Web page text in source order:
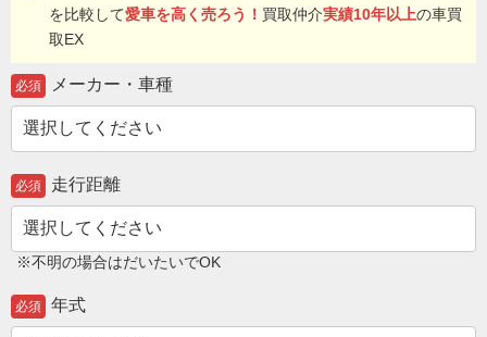
を比較して愛車を高く売ろう！ 買取仲介実績10年以上の車買
取EX
必須 メーカー・車種
必須 走行距離
※不明の場合はだいたいでOK
必須 年式